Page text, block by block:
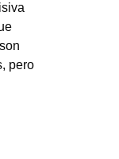
pero